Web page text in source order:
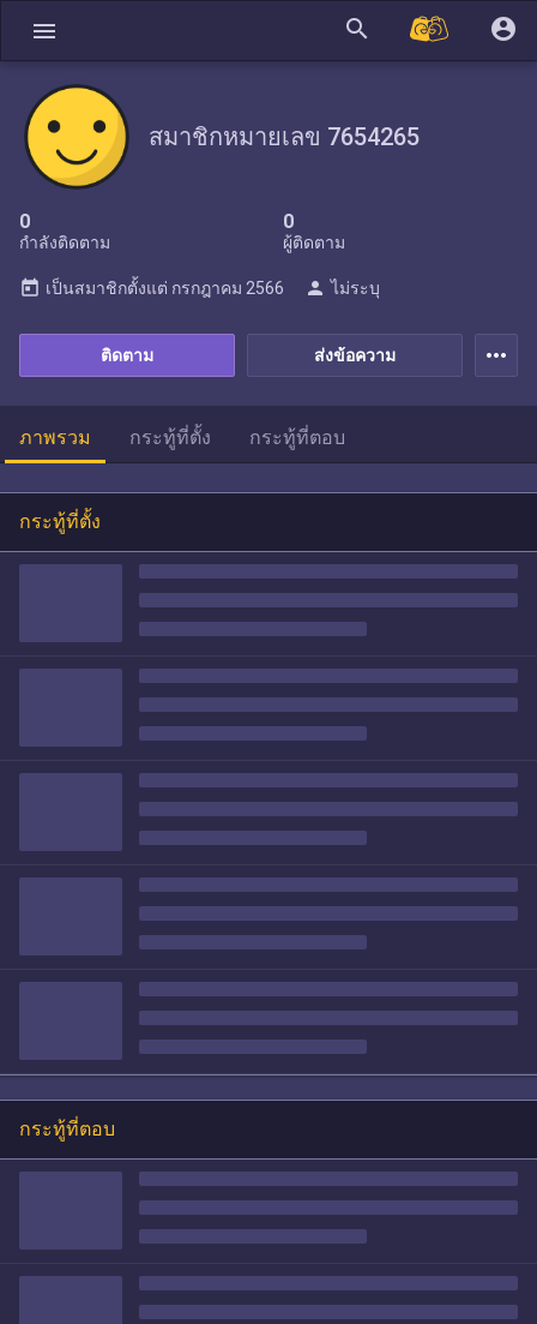
menu search account_circle
สมาชิกหมายเลข 7654265
0
กำลังติดตาม
0
ผู้ติดตาม
ส่งข้อความ
ติดตาม
today เป็นสมาชิกตั้งแต่ กรกฎาคม 2566 person ไม่ระบุ
more_horiz
ภาพรวม กระทู้ที่ตั้ง กระทู้ที่ตอบ
กระทู้ที่ตั้ง
กระทู้ที่ตอบ